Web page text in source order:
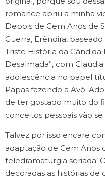
romance abriu a minha
Depois de Cem Anos de
Guerra, Erêndira,
Triste História da Cândida
Desalmada”, com
adolescência no papel
Papas fazendo a Avó.
de ter gostado muito do
conceitos pessoais vão
Talvez por isso encare
adaptação de Cem Anos
teledramaturgia seriada.
decoradas as histórias de